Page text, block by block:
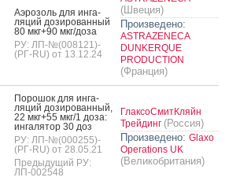
А­эро­золь для ин­га­
ляций до­зиро­ван­ный
80 мкг+90 мкг/до­за
РУ: ЛП-№(008121)-
(РГ-RU) от 13.12.24
(Швеция)
Произведено:
ASTRAZENECA
DUNKERQUE
PRODUCTION
(Франция)
По­рошок для ин­га­
ляций до­зиро­ван­ный,
22 мкг+55 мкг/1 до­за:
ин­га­лятор 30 доз
РУ: ЛП-№(000255)-
(РГ-RU) от 28.05.21
Предыдущий РУ:
ЛП-002548
ГлаксоСмитКляйн
Трейдинг (Россия)
Произведено: Glaxo
Operations UK
(Великобритания)